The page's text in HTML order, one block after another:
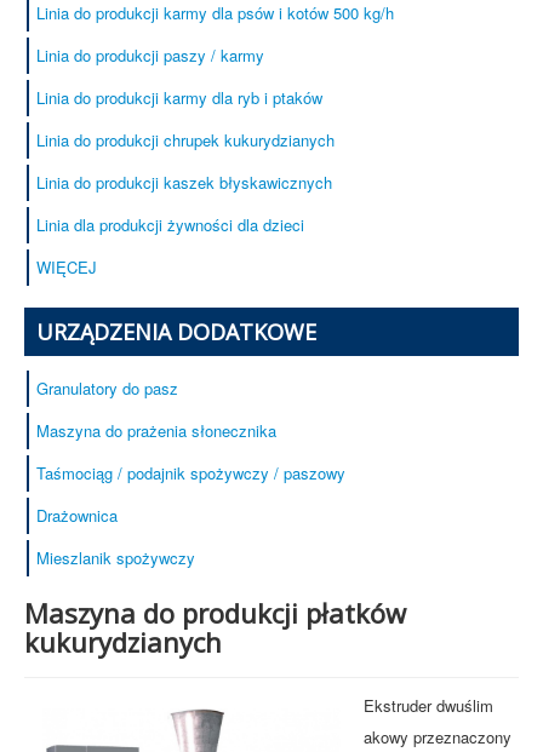
Linia do produkcji karmy dla psów i kotów 500 kg/h
Linia do produkcji paszy / karmy
Linia do produkcji karmy dla ryb i ptaków
Linia do produkcji chrupek kukurydzianych
Linia do produkcji kaszek błyskawicznych
Linia dla produkcji żywności dla dzieci
WIĘCEJ
URZĄDZENIA DODATKOWE
Granulatory do pasz
Maszyna do prażenia słonecznika
Taśmociąg / podajnik spożywczy / paszowy
Drażownica
Mieszlanik spożywczy
Maszyna do produkcji płatków
kukurydzianych
Ekstruder dwuślim
akowy przeznaczony